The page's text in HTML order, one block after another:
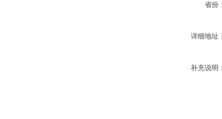
省份
详细地址
补充说明